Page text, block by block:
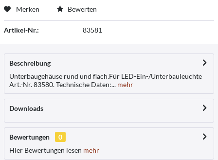
Merken Bewerten
Artikel-Nr.: 83581
Beschreibung
Unterbaugehäuse rund und flach.Für LED-Ein-/Unterbauleuchte
Art.-Nr. 83580. Technische Daten:... mehr
Downloads
Bewertungen
0
Hier Bewertungen lesen mehr